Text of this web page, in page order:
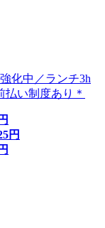
化中／ランチ3h
い制度あり＊
円
円
円